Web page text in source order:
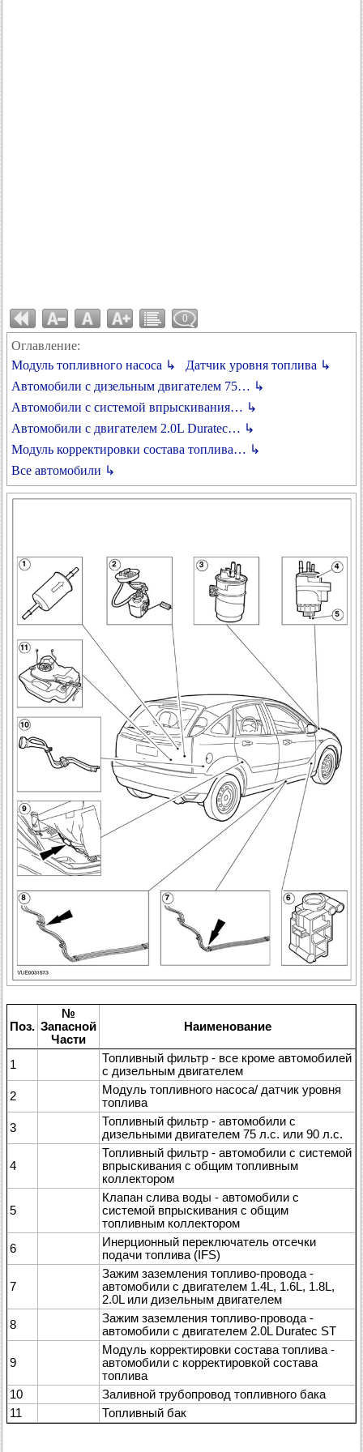
0
Оглавление:
Модуль топливного насоса ↳
Датчик уровня топлива ↳
Автомобили с дизельным двигателем 75… ↳
Автомобили с системой впрыскивания… ↳
Автомобили с двигателем 2.0L Duratec… ↳
Модуль корректировки состава топлива… ↳
Все автомобили ↳
Поз.
№
Запасной
Части
Наименование
1
Топливный фильтр - все кроме автомобилей
с дизельным двигателем
2
Модуль топливного насоса/ датчик уровня
топлива
3
Топливный фильтр - автомобили с
дизельными двигателем 75 л.с. или 90 л.с.
4
Топливный фильтр - автомобили с системой
впрыскивания с общим топливным
коллектором
5
Клапан слива воды - автомобили с
системой впрыскивания с общим
топливным коллектором
6
Инерционный переключатель отсечки
подачи топлива (IFS)
7
Зажим заземления топливо-провода -
автомобили с двигателем 1.4L, 1.6L, 1.8L,
2.0L или дизельным двигателем
8
Зажим заземления топливо-провода -
автомобили с двигателем 2.0L Duratec ST
9
Модуль корректировки состава топлива -
автомобили с корректировкой состава
топлива
10
Заливной трубопровод топливного бака
11
Топливный бак